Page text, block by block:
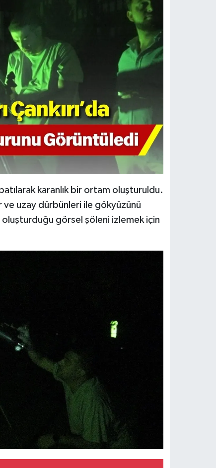
karanlık bir ortam oluşturuldu.
ve uzay dürbünleri ile gökyüzünü
görsel şöleni izlemek için